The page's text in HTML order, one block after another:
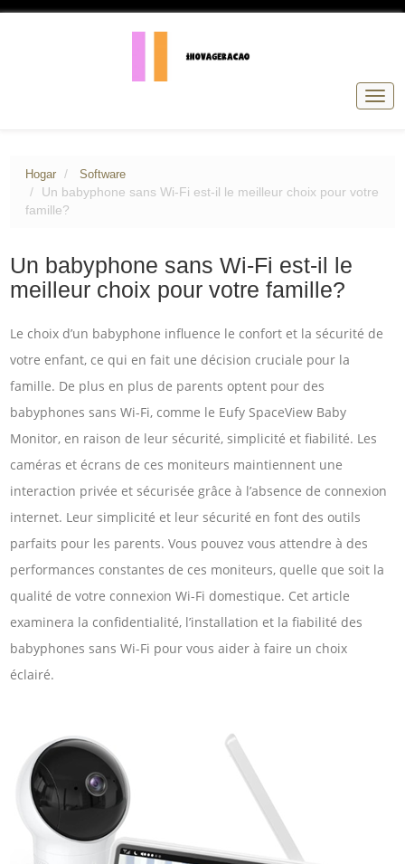
Hogar Software
Un babyphone sans Wi-Fi est-il le meilleur choix pour votre
famille?
Un babyphone sans Wi-Fi est-il le
meilleur choix pour votre famille?
Le choix d’un babyphone influence le confort et la sécurité de
votre enfant, ce qui en fait une décision cruciale pour la
famille. De plus en plus de parents optent pour des
babyphones sans Wi-Fi, comme le Eufy SpaceView Baby
Monitor, en raison de leur sécurité, simplicité et fiabilité. Les
caméras et écrans de ces moniteurs maintiennent une
interaction privée et sécurisée grâce à l’absence de connexion
internet. Leur simplicité et leur sécurité en font des outils
parfaits pour les parents. Vous pouvez vous attendre à des
performances constantes de ces moniteurs, quelle que soit la
qualité de votre connexion Wi-Fi domestique. Cet article
examinera la confidentialité, l’installation et la fiabilité des
babyphones sans Wi-Fi pour vous aider à faire un choix
éclairé.